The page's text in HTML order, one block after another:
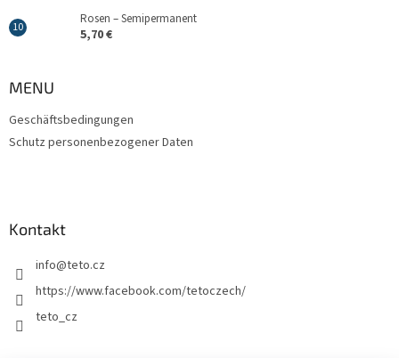
Rosen – Semipermanent
5,70 €
MENU
Geschäftsbedingungen
Schutz personenbezogener Daten
Kontakt
info@teto.cz
https://www.facebook.com/tetoczech/
teto_cz